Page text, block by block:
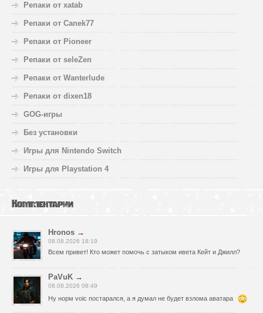
Репаки от xatab
Репаки от Canek77
Репаки от Pioneer
Репаки от seleZen
Репаки от Wanterlude
Репаки от dixen18
GOG-игры
Без установки
Игры для Nintendo Switch
Игры для Playstation 4
Комментарии
Hronos →
08.08.2026 18:19
Всем привет! Кто может помочь с затыком ивета Кейт и Джилл?
PaVuK →
08.08.2026 08:49
Ну норм voic постарался, а я думал не будет взлома аватара